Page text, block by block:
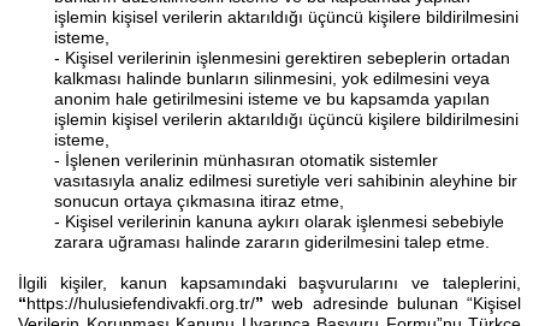
işlemin kişisel verilerin aktarıldığı üçüncü kişilere bildirilmesini
isteme,
- Kişisel verilerinin işlenmesini gerektiren sebeplerin ortadan
kalkması halinde bunların silinmesini, yok edilmesini veya
anonim hale getirilmesini isteme ve bu kapsamda yapılan
işlemin kişisel verilerin aktarıldığı üçüncü kişilere bildirilmesini
isteme,
- İşlenen verilerinin münhasıran otomatik sistemler
vasıtasıyla analiz edilmesi suretiyle veri sahibinin aleyhine bir
sonucun ortaya çıkmasına itiraz etme,
- Kişisel verilerinin kanuna aykırı olarak işlenmesi sebebiyle
zarara uğraması halinde zararın giderilmesini talep etme.
İlgili kişiler, kanun kapsamındaki başvurularını ve taleplerini,
“https://hulusiefendivakfi.org.tr/”web adresinde bulunan “Kişisel